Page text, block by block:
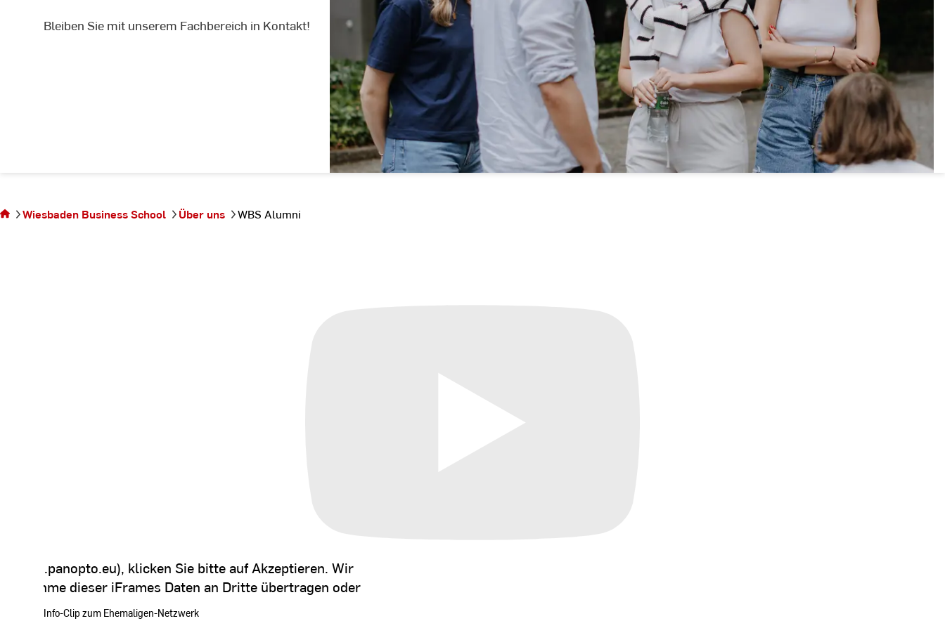
Bleiben Sie mit unserem Fachbereich in Kontakt!
der
Wiesbaden Business School Über uns WBS Alumni
), klicken Sie bitte auf Akzeptieren. Wir
dieser iFrames Daten an Dritte übertragen oder
finden Sie in unserer
Info-Clip zum Ehemaligen-Netzwerk